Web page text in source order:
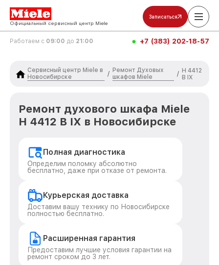
Официальный сервисный центр Miele
Записаться
Работаем с 09:00 до 21:00 +7 (383) 202-18-57
Сервисный центр Miele в
Новосибирске
/
Ремонт Духовых
шкафов Miele
/ H 4412
B IX
Ремонт духового шкафа Miele
H 4412 B IX в Новосибирске
Полная диагностика
Определим поломку абсолютно
бесплатно, даже при отказе от ремонта.
Курьерская доставка
Доставим вашу технику по Новосибирске
полностью бесплатно.
Расширенная гарантия
Предоставим лучшие условия гарантии на
ремонт сроком до 3 лет.